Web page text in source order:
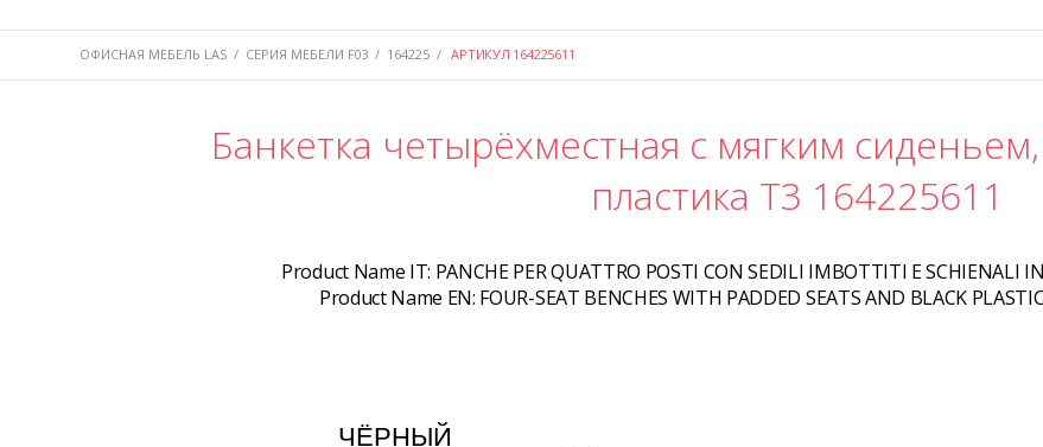
ОФИСНАЯ МЕБЕЛЬ LAS / СЕРИЯ МЕБЕЛИ F03 / 164225 / АРТИКУЛ 164225611
Банкетка четырёхместная с мягким
пластика T3 164225611
Product Name IT: PANCHE PER QUATTRO POSTI CON SEDILI IMBOTTITI E SCHIENALI
Product Name EN: FOUR-SEAT BENCHES WITH PADDED SEATS AND BLACK